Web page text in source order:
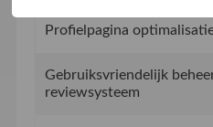
Profielpagina
Gebruiksvriendelijk
reviewsysteem